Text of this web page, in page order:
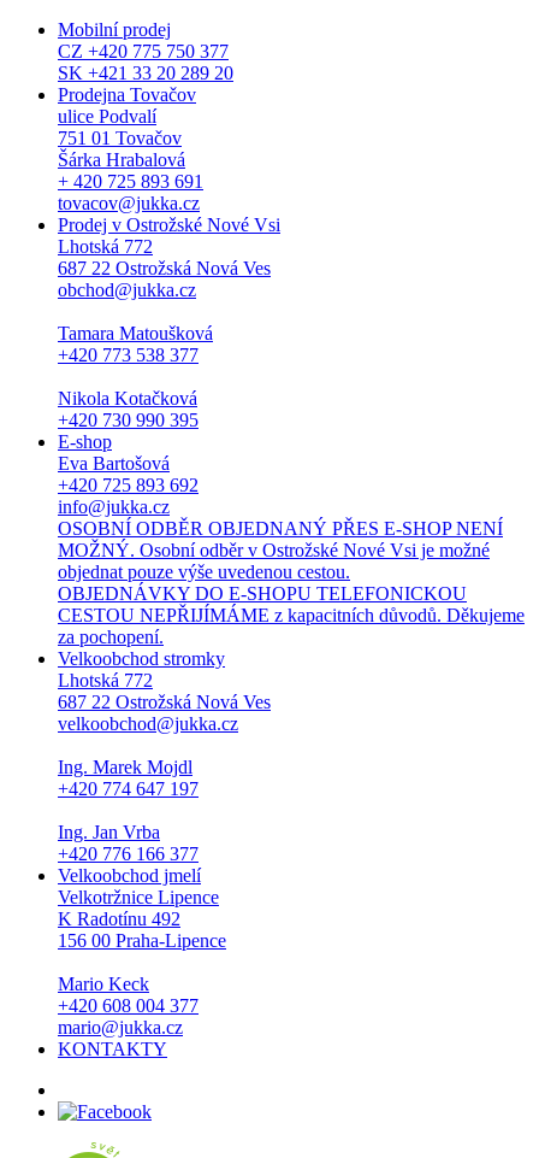
Mobilní prodej
CZ +420 775 750 377
SK +421 33 20 289 20
Prodejna Tovačov
ulice Podvalí
751 01 Tovačov
Šárka Hrabalová
+ 420 725 893 691
tovacov@jukka.cz
Prodej v Ostrožské Nové Vsi
Lhotská 772
687 22 Ostrožská Nová Ves
obchod@jukka.cz
Tamara Matoušková
+420 773 538 377
Nikola Kotačková
+420 730 990 395
E-shop
Eva Bartošová
+420 725 893 692
info@jukka.cz
OSOBNÍ ODBĚR OBJEDNANÝ PŘES E-SHOP NENÍ
MOŽNÝ. Osobní odběr v Ostrožské Nové Vsi je možné
objednat pouze výše uvedenou cestou.
OBJEDNÁVKY DO E-SHOPU TELEFONICKOU
CESTOU NEPŘIJÍMÁME z kapacitních důvodů. Děkujeme
za pochopení.
Velkoobchod stromky
Lhotská 772
687 22 Ostrožská Nová Ves
velkoobchod@jukka.cz
Ing. Marek Mojdl
+420 774 647 197
Ing. Jan Vrba
+420 776 166 377
Velkoobchod jmelí
Velkotržnice Lipence
K Radotínu 492
156 00 Praha-Lipence
Mario Keck
+420 608 004 377
mario@jukka.cz
KONTAKTY